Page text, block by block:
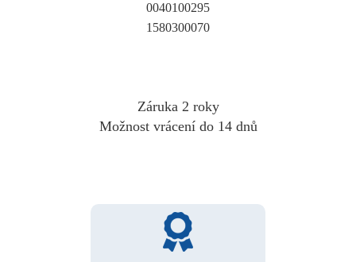
0040100295
1580300070
Záruka 2 roky
Možnost vrácení do 14 dnů